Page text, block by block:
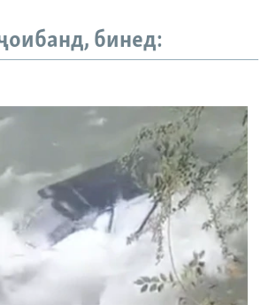
бинед: